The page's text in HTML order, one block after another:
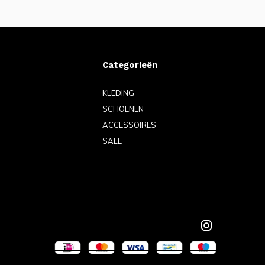
Categorieën
KLEDING
SCHOENEN
ACCESSOIRES
SALE